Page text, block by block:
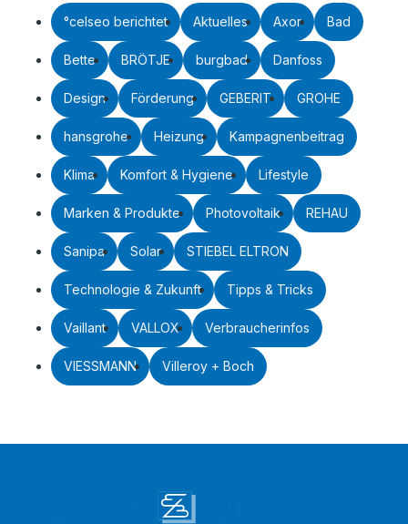
°celseo berichtet Aktuelles Axor Bad
Bette BRÖTJE burgbad Danfoss
Design Förderung GEBERIT GROHE
hansgrohe Heizung Kampagnenbeitrag
Klima Komfort & Hygiene Lifestyle
Marken & Produkte Photovoltaik REHAU
Sanipa Solar STIEBEL ELTRON
Technologie & Zukunft Tipps & Tricks
Vaillant VALLOX Verbraucherinfos
VIESSMANN Villeroy + Boch